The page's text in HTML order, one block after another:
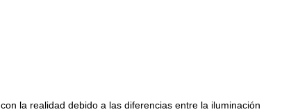
la realidad debido a las diferencias entre la iluminación